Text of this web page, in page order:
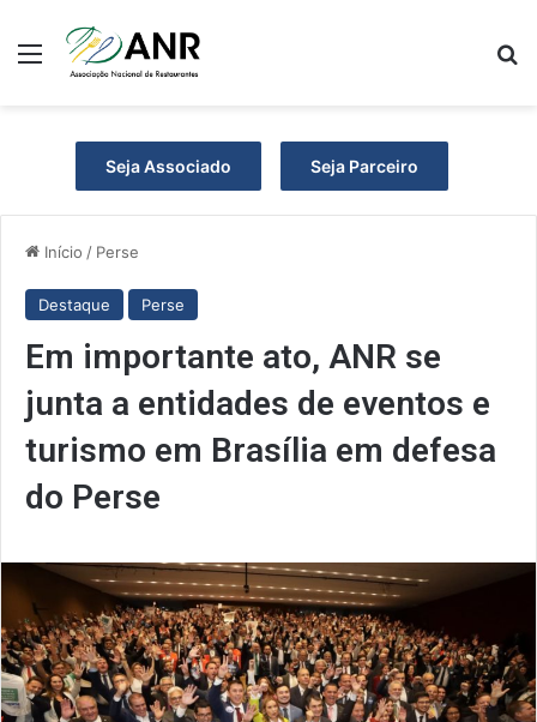
Menu
Seja Associado Seja Parceiro
Início / Perse
Destaque Perse
Em importante ato, ANR se
junta a entidades de eventos e
turismo em Brasília em defesa
do Perse